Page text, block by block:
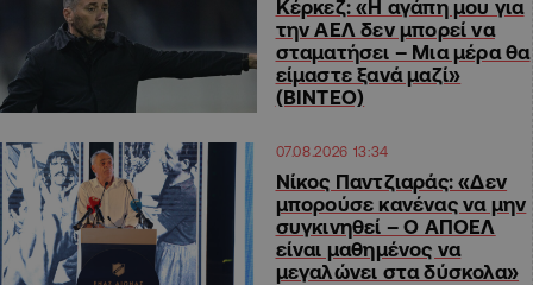
Κέρκεζ: «Η αγάπη μου για
την ΑΕΛ δεν μπορεί να
σταματήσει – Μια μέρα θα
είμαστε ξανά μαζί»
(ΒΙΝΤΕΟ)
07.08.2026 13:34
Νίκος Παντζιαράς: «Δεν
μπορούσε κανένας να μην
συγκινηθεί – Ο ΑΠΟΕΛ
είναι μαθημένος να
μεγαλώνει στα δύσκολα»